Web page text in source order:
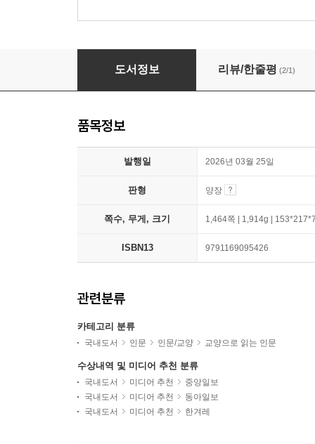
남성 판타지
도서정보 리뷰/한줄평 (2/1)
품목정보
발행일 2026년 03월 25일
판형 양장
쪽수, 무게, 크기 1,464쪽 | 1,914g |
ISBN13 9791169095426
관련분류
카테고리 분류
국내도서 인문 인문/교양 교양으로 읽는 인문
수상내역 및 미디어 추천 분류
국내도서 미디어 추천
중앙일보
국내도서
미디어 추천
동아일보
국내도서
미디어 추천 한겨레